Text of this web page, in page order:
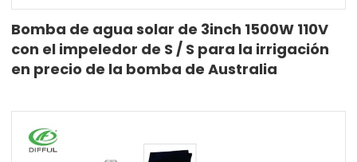
Bomba de agua solar de 3inch 1500W 110V
con el impeledor de S / S para la irrigación
en precio de la bomba de Australia